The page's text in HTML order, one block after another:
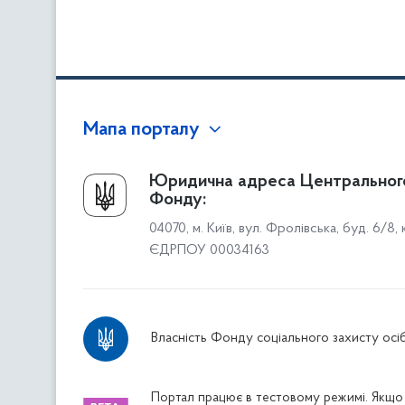
Мапа порталу
Про Фонд
Керівництво
Структура Фонду
Територіальні відділення
Дніпропетровське відділення
Житомирське відділення
Юридична адреса
Фонду:
04070, м. Київ, вул. Фролівська, буд. 6/8,
ЄДРПОУ 00034163
Власність Фонду соціального захисту осіб
Портал працює в тестовому режимі. Якщо